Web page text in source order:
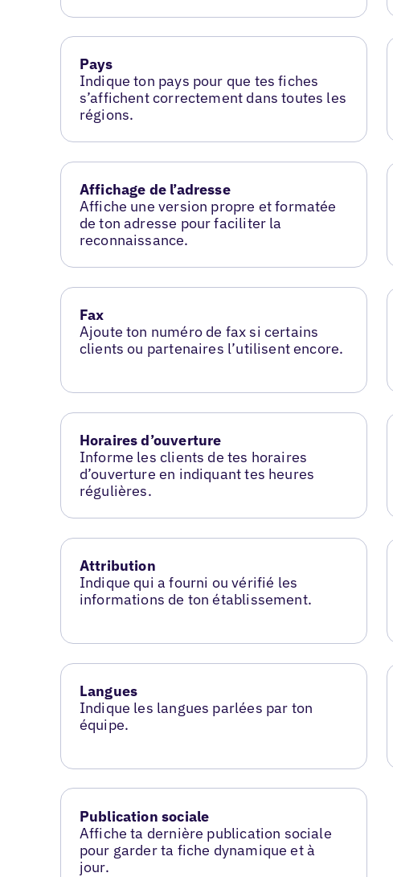
Pays
Indique ton pays pour que tes fiches
s’affichent correctement dans toutes les
régions.
Affichage de l’adresse
Affiche une version propre et formatée
de ton adresse pour faciliter la
reconnaissance.
Fax
Ajoute ton numéro de fax si certains
clients ou partenaires l’utilisent encore.
Horaires d’ouverture
Informe les clients de tes horaires
d’ouverture en indiquant tes heures
régulières.
Attribution
Indique qui a fourni ou vérifié les
informations de ton établissement.
Langues
Indique les langues parlées par ton
équipe.
Publication sociale
Affiche ta dernière publication sociale
pour garder ta fiche dynamique et à
jour.